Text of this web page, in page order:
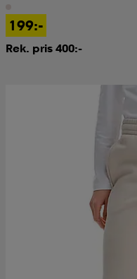
199:-
Rek. pris 400:-